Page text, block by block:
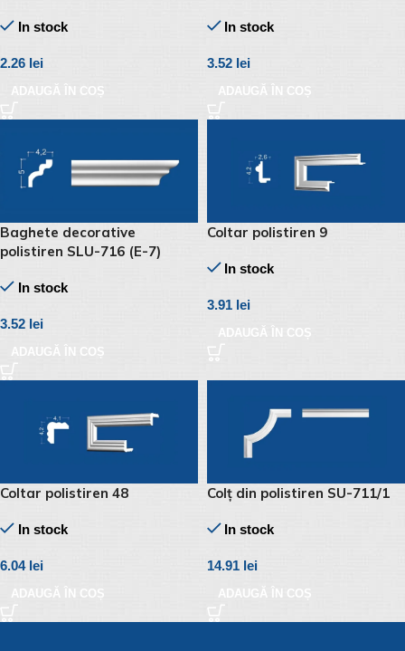
In stock
2.26 lei
ADAUGĂ ÎN COȘ
In stock
3.52 lei
ADAUGĂ ÎN COȘ
Baghete decorative
polistiren SLU-716 (E-7)
In stock
3.52 lei
ADAUGĂ ÎN COȘ
Coltar polistiren 9
In stock
3.91 lei
ADAUGĂ ÎN COȘ
Coltar polistiren 48
In stock
6.04 lei
ADAUGĂ ÎN COȘ
Colț din polistiren SU-711/1
In stock
14.91 lei
ADAUGĂ ÎN COȘ